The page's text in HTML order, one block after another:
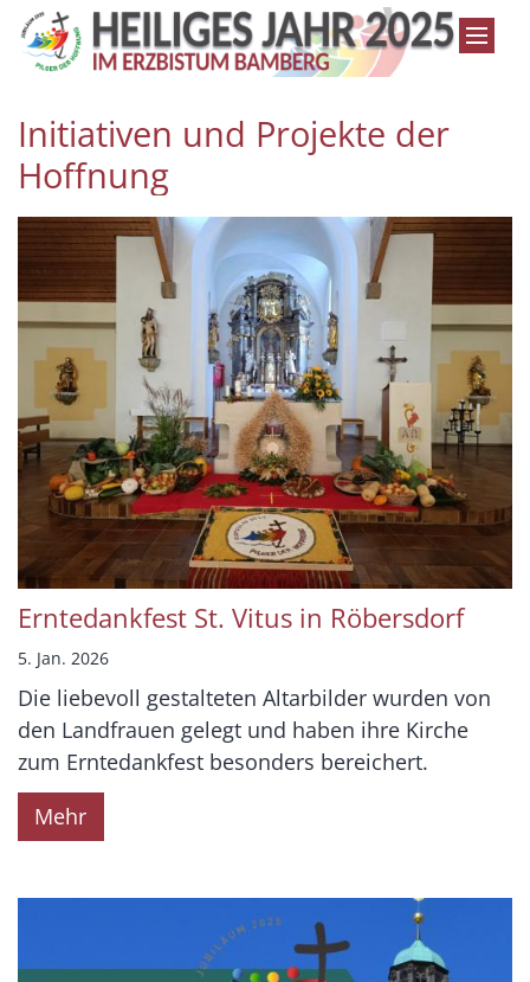
Zum Inhalt springen
Initiativen und Projekte der
Hoffnung
Erntedankfest St. Vitus in Röbersdorf
5. Jan. 2026
Die liebevoll gestalteten Altarbilder wurden von
den Landfrauen gelegt und haben ihre Kirche
zum Erntedankfest besonders bereichert.
Mehr